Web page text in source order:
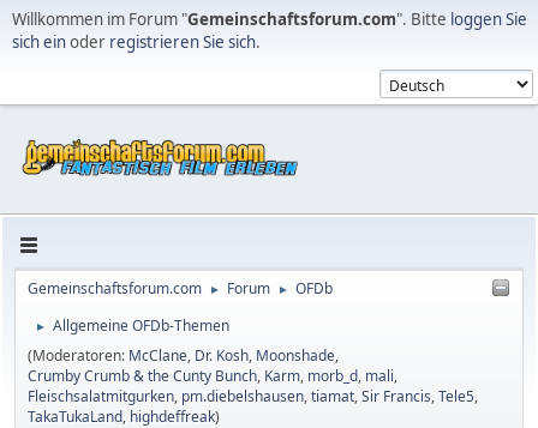
Willkommen im Forum "Gemeinschaftsforum.com". Bitte loggen Sie
sich einoder registrieren Sie sich.
Gemeinschaftsforum.com ► Forum ► OFDb
►
Allgemeine OFDb-Themen
(Moderatoren: McClane, Dr. Kosh, Moonshade,
Crumby Crumb & the Cunty Bunch, Karm, morb_d, mali,
Fleischsalatmitgurken, pm.diebelshausen,tiamat,Sir Francis,Tele5,
TakaTukaLand, highdeffreak)